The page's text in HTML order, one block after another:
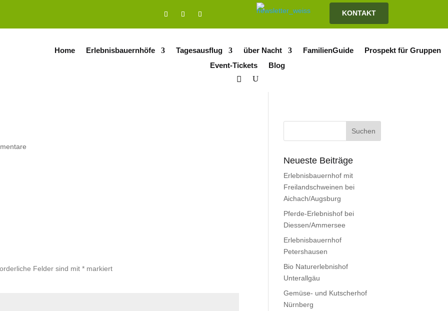
KONTAKT
Home Erlebnisbauernhöfe Tagesausflug über Nacht FamilienGuide
Prospekt für Gruppen
Event-Tickets
Blog
Felder sind mit* markiert
Neueste Beiträge
Erlebnisbauernhof mit
Freilandschweinen bei
Aichach/Augsburg
Pferde-Erlebnishof bei
Diessen/Ammersee
Erlebnisbauernhof
Petershausen
Bio Naturerlebnishof
Unterallgäu
Gemüse- und Kutscherhof
Nürnberg